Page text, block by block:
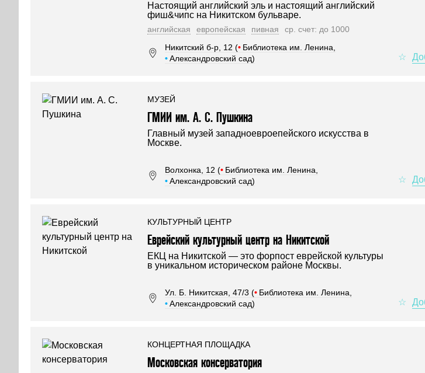
Настоящий английский эль и настоящий английский
фиш&чипс на Никитском бульваре.
английская европейская пивная
ср. счет: до 1000
Никитский б-р, 12 (• Библиотека им. Ленина,
•Александровский сад)
МУЗЕЙ
ГМИИ им. А. С. Пушкина
Главный музей западноевроепейского искусства в
Москве.
Волхонка, 12 (• Библиотека им. Ленина,
•Александровский сад)
КУЛЬТУРНЫЙ ЦЕНТР
Еврейский культурный центр на Никитской
ЕКЦ на Никитской — это форпост еврейской культуры
в уникальном историческом районе Москвы.
Ул. Б. Никитская, 47/3 (• Библиотека им. Ленина,
•Александровский сад)
КОНЦЕРТНАЯ ПЛОЩАДКА
Московская консерватория